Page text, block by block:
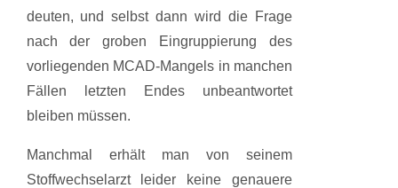
deuten, und selbst dann wird die Frage
nach der groben Eingruppierung des
vorliegenden MCAD-Mangels in manchen
Fällen letzten Endes unbeantwortet
bleiben müssen.
Manchmal erhält man von seinem
Stoffwechselarzt leider keine genauere